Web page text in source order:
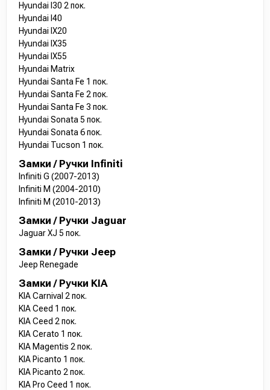
Hyundai I30 2 пок.
Hyundai I40
Hyundai IX20
Hyundai IX35
Hyundai IX55
Hyundai Matrix
Hyundai Santa Fe 1 пок.
Hyundai Santa Fe 2 пок.
Hyundai Santa Fe 3 пок.
Hyundai Sonata 5 пок.
Hyundai Sonata 6 пок.
Hyundai Tucson 1 пок.
Замки / Ручки Infiniti
Infiniti G (2007-2013)
Infiniti M (2004-2010)
Infiniti M (2010-2013)
Замки / Ручки Jaguar
Jaguar XJ 5 пок.
Замки / Ручки Jeep
Jeep Renegade
Замки / Ручки KIA
KIA Carnival 2 пок.
KIA Ceed 1 пок.
KIA Ceed 2 пок.
KIA Cerato 1 пок.
KIA Magentis 2 пок.
KIA Picanto 1 пок.
KIA Picanto 2 пок.
KIA Pro Ceed 1 пок.